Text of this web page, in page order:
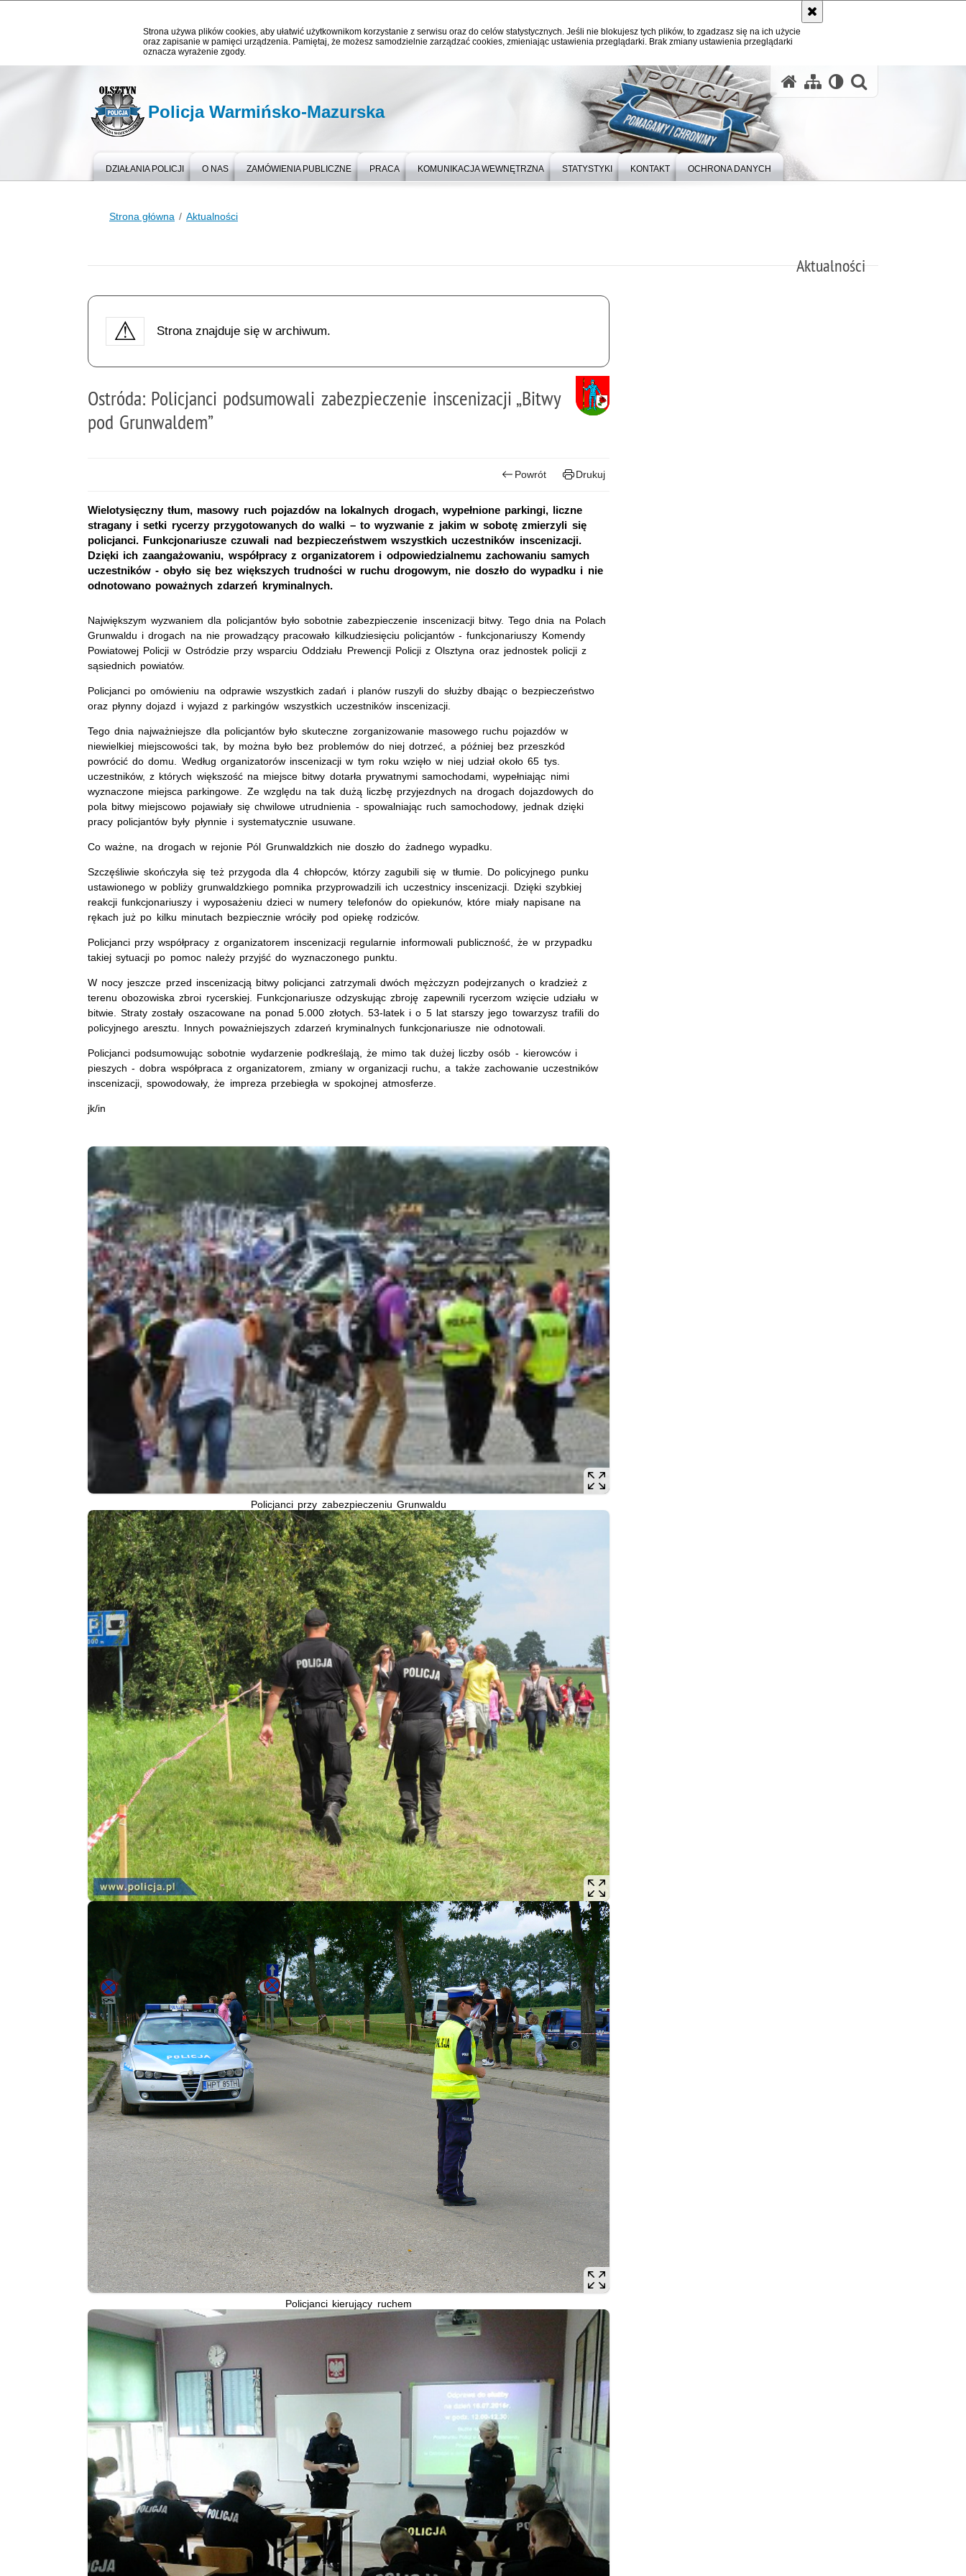
Strona używa plików cookies, aby ułatwić użytkownikom korzystanie z serwisu oraz do celów statystycznych. Jeśli nie blokujesz tych plików, to zgadzasz się na ich użycie
oraz zapisanie w pamięci urządzenia. Pamiętaj, że możesz samodzielnie zarządzać cookies, zmieniając ustawienia przeglądarki. Brak zmiany ustawienia przeglądarki
oznacza wyrażenie zgody.
Policja Warmińsko-Mazurska
DZIAŁANIA POLICJI O NAS ZAMÓWIENIA PUBLICZNE PRACA KOMUNIKACJA WEWNĘTRZNA STATYSTYKI KONTAKT OCHRONA DANYCH
Strona główna Aktualności
Aktualności
Strona znajduje się w archiwum.
Ostróda: Policjanci podsumowali zabezpieczenie inscenizacji „Bitwy
pod Grunwaldem”
Powrót Drukuj
Wielotysięczny tłum, masowy ruch pojazdów na lokalnych drogach, wypełnione parkingi, liczne
stragany i setki rycerzy przygotowanych do walki – to wyzwanie z jakim w sobotę zmierzyli się
policjanci. Funkcjonariusze czuwali nad bezpieczeństwem wszystkich uczestników inscenizacji.
Dzięki ich zaangażowaniu, współpracy z organizatorem i odpowiedzialnemu zachowaniu samych
uczestników - obyło się bez większych trudności w ruchu drogowym, nie doszło do wypadku i nie
odnotowano poważnych zdarzeń kryminalnych.
Największym wyzwaniem dla policjantów było sobotnie zabezpieczenie inscenizacji bitwy. Tego dnia na Polach
Grunwaldu i drogach na nie prowadzący pracowało kilkudziesięciu policjantów - funkcjonariuszy Komendy
Powiatowej Policji w Ostródzie przy wsparciu Oddziału Prewencji Policji z Olsztyna oraz jednostek policji z
sąsiednich powiatów.
Policjanci po omówieniu na odprawie wszystkich zadań i planów ruszyli do służby dbając o bezpieczeństwo
oraz płynny dojazd i wyjazd z parkingów wszystkich uczestników inscenizacji.
Tego dnia najważniejsze dla policjantów było skuteczne zorganizowanie masowego ruchu pojazdów w
niewielkiej miejscowości tak, by można było bez problemów do niej dotrzeć, a później bez przeszkód
powrócić do domu. Według organizatorów inscenizacji w tym roku wzięło w niej udział około 65 tys.
uczestników, z których większość na miejsce bitwy dotarła prywatnymi samochodami, wypełniając nimi
wyznaczone miejsca parkingowe. Ze względu na tak dużą liczbę przyjezdnych na drogach dojazdowych do
pola bitwy miejscowo pojawiały się chwilowe utrudnienia - spowalniając ruch samochodowy, jednak dzięki
pracy policjantów były płynnie i systematycznie usuwane.
Co ważne, na drogach w rejonie Pól Grunwaldzkich nie doszło do żadnego wypadku.
Szczęśliwie skończyła się też przygoda dla 4 chłopców, którzy zagubili się w tłumie. Do policyjnego punku
ustawionego w pobliży grunwaldzkiego pomnika przyprowadzili ich uczestnicy inscenizacji. Dzięki szybkiej
reakcji funkcjonariuszy i wyposażeniu dzieci w numery telefonów do opiekunów, które miały napisane na
rękach już po kilku minutach bezpiecznie wróciły pod opiekę rodziców.
Policjanci przy współpracy z organizatorem inscenizacji regularnie informowali publiczność, że w przypadku
takiej sytuacji po pomoc należy przyjść do wyznaczonego punktu.
W nocy jeszcze przed inscenizacją bitwy policjanci zatrzymali dwóch mężczyzn podejrzanych o kradzież z
terenu obozowiska zbroi rycerskiej. Funkcjonariusze odzyskując zbroję zapewnili rycerzom wzięcie udziału w
bitwie. Straty zostały oszacowane na ponad 5.000 złotych. 53-latek i o 5 lat starszy jego towarzysz trafili do
policyjnego aresztu. Innych poważniejszych zdarzeń kryminalnych funkcjonariusze nie odnotowali.
Policjanci podsumowując sobotnie wydarzenie podkreślają, że mimo tak dużej liczby osób - kierowców i
pieszych - dobra współpraca z organizatorem, zmiany w organizacji ruchu, a także zachowanie uczestników
inscenizacji, spowodowały, że impreza przebiegła w spokojnej atmosferze.
jk/in
Policjanci przy zabezpieczeniu Grunwaldu
Policjanci kierujący ruchem